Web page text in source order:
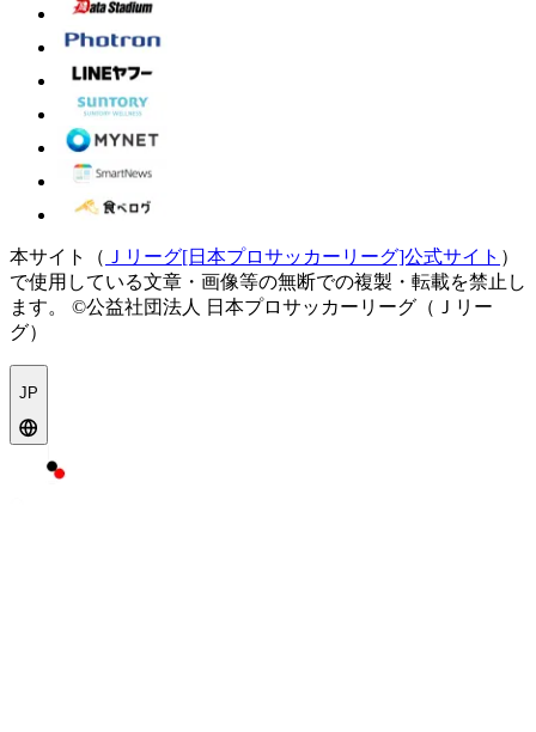
本サイト（ Ｊリーグ[日本プロサッカーリーグ]公式サイト ）
で使用している文章・画像等の無断での複製・転載を禁止し
ます。
©公益社団法人 日本プロサッカーリーグ（Ｊリー
グ）
JP